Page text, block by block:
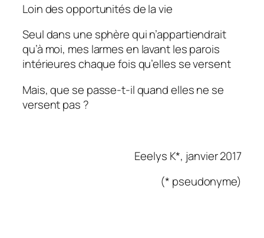
Loin des opportunités de la vie
Seul dans une sphère qui n’appartiendrait
qu’à moi, mes larmes en lavant les parois
intérieures chaque fois qu’elles se versent
Mais, que se passe-t-il quand elles ne se
versent pas ?
Eeelys K*, janvier 2017
(* pseudonyme)